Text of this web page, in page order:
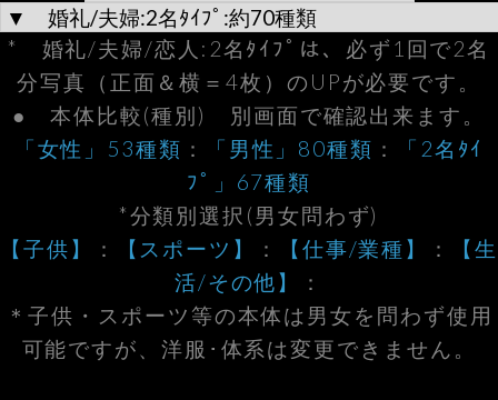
* 婚礼/夫婦/恋人:2名ﾀｲﾌﾟは、必ず1回で2名
分写真（正面＆横＝4枚）のUPが必要です。
● 本体比較(種別) 別画面で確認出来ます。
「女性」53種類 ： 「男性」80種類 ：
「2名ﾀｲ
ﾌﾟ」67種類
*分類別選択(男女問わず)
【子供】
： 【スポーツ】 ： 【仕事/業種】 ：
【生
活/その他】
：
＊子供・スポーツ等の本体は男女を問わず使用
可能ですが、洋服･体系は変更できません。